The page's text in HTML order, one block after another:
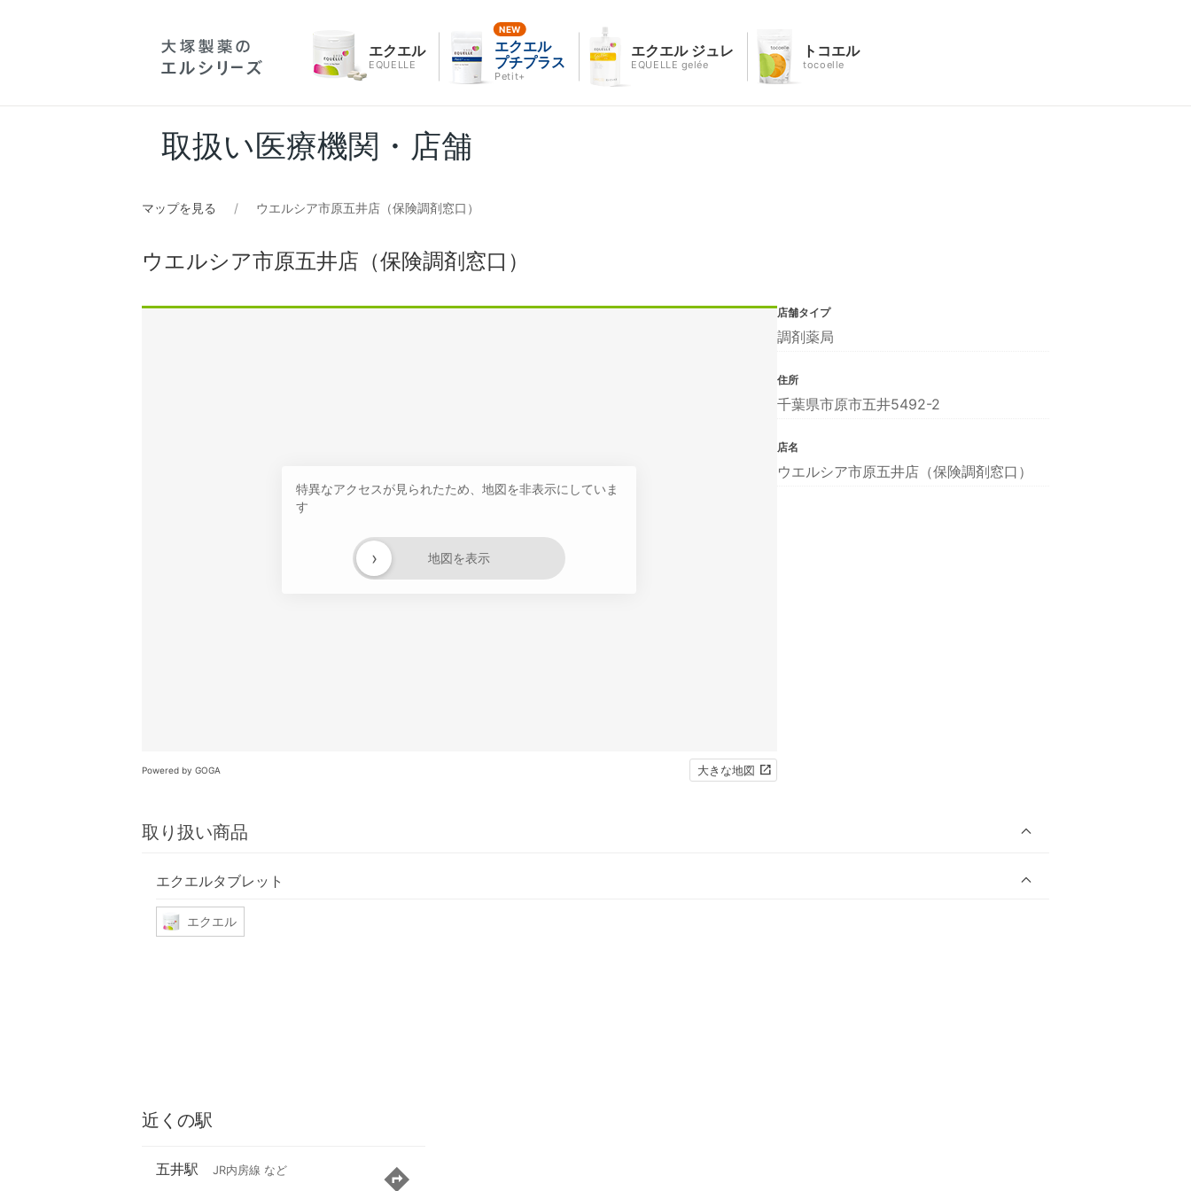
エクエル
EQUELLE
エクエル
プチプラス
Petit+
エクエル ジュレ
EQUELLE gelée
トコエル
tocoelle
取扱い医療機関・店舗
マップを見る ウエルシア市原五井店（保険調剤窓口）
ウエルシア市原五井店（保険調剤窓口）
特異なアクセスが見られたため、地図を非表示にしていま
す
地図を表示
›
Powered by GOGA 大きな地図
取り扱い商品
エクエルタブレット
エクエル
店舗タイプ
調剤薬局
住所
千葉県市原市五井5492-2
店名
ウエルシア市原五井店（保険調剤窓口）
近くの駅
五井駅 JR内房線 など